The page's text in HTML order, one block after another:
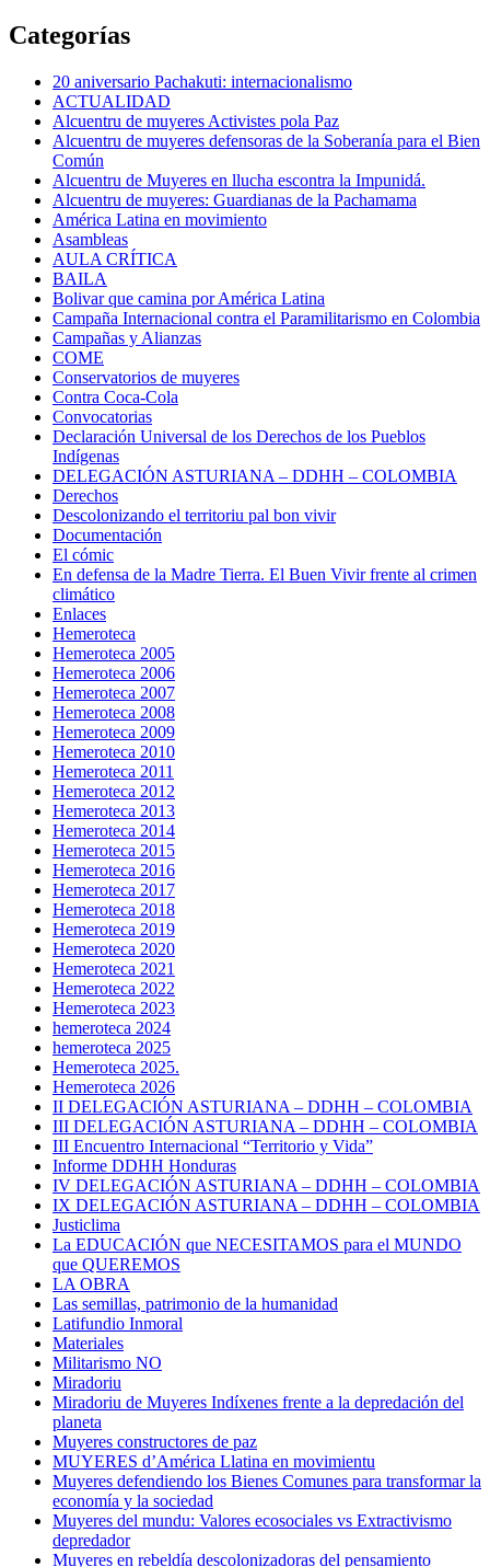
Categorías
20 aniversario Pachakuti: internacionalismo
ACTUALIDAD
Alcuentru de muyeres Activistes pola Paz
Alcuentru de muyeres defensoras de la Soberanía para el Bien
Común
Alcuentru de Muyeres en llucha escontra la Impunidá.
Alcuentru de muyeres: Guardianas de la Pachamama
América Latina en movimiento
Asambleas
AULA CRÍTICA
BAILA
Bolivar que camina por América Latina
Campaña Internacional contra el Paramilitarismo en Colombia
Campañas y Alianzas
COME
Conservatorios de muyeres
Contra Coca-Cola
Convocatorias
Declaración Universal de los Derechos de los Pueblos
Indígenas
DELEGACIÓN ASTURIANA – DDHH – COLOMBIA
Derechos
Descolonizando el territoriu pal bon vivir
Documentación
El cómic
En defensa de la Madre Tierra. El Buen Vivir frente al crimen
climático
Enlaces
Hemeroteca
Hemeroteca 2005
Hemeroteca 2006
Hemeroteca 2007
Hemeroteca 2008
Hemeroteca 2009
Hemeroteca 2010
Hemeroteca 2011
Hemeroteca 2012
Hemeroteca 2013
Hemeroteca 2014
Hemeroteca 2015
Hemeroteca 2016
Hemeroteca 2017
Hemeroteca 2018
Hemeroteca 2019
Hemeroteca 2020
Hemeroteca 2021
Hemeroteca 2022
Hemeroteca 2023
hemeroteca 2024
hemeroteca 2025
Hemeroteca 2025.
Hemeroteca 2026
II DELEGACIÓN ASTURIANA – DDHH – COLOMBIA
III DELEGACIÓN ASTURIANA – DDHH – COLOMBIA
III Encuentro Internacional “Territorio y Vida”
Informe DDHH Honduras
IV DELEGACIÓN ASTURIANA – DDHH – COLOMBIA
IX DELEGACIÓN ASTURIANA – DDHH – COLOMBIA
Justiclima
La EDUCACIÓN que NECESITAMOS para el MUNDO
que QUEREMOS
LA OBRA
Las semillas, patrimonio de la humanidad
Latifundio Inmoral
Materiales
Militarismo NO
Miradoriu
Miradoriu de Muyeres Indíxenes frente a la depredación del
planeta
Muyeres constructores de paz
MUYERES d’América Llatina en movimientu
Muyeres defendiendo los Bienes Comunes para transformar la
economía y la sociedad
Muyeres del mundu: Valores ecosociales vs Extractivismo
depredador
Muyeres en rebeldía descolonizadoras del pensamiento